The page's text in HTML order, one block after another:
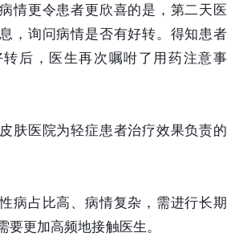
情更令患者更欣喜的是，第二天医
，询问病情是否有好转。得知患者
后，医生再次嘱咐了用药注意事
肤医院为轻症患者治疗效果负责的
病占比高、病情复杂，需进行长期
要更加高频地接触医生。